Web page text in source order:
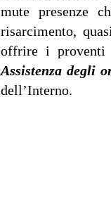
mute presenze
risarcimento,
offrire i proventi
Assistenza degli
dell’Interno.